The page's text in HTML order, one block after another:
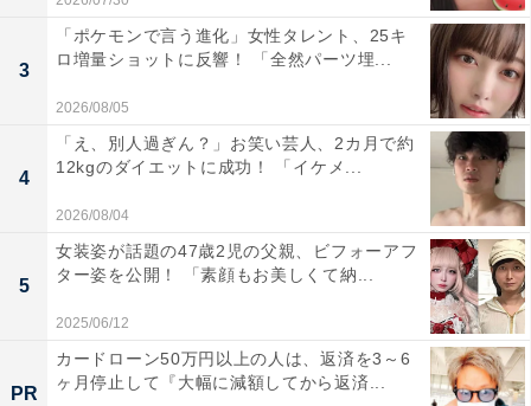
3
「ポケモンで言う進化」女性タレント、25キ
ロ増量ショットに反響！ 「全然パーツ埋...
2026/08/05
4
「え、別人過ぎん？」お笑い芸人、2カ月で約
12kgのダイエットに成功！ 「イケメ...
2026/08/04
5
女装姿が話題の47歳2児の父親、ビフォーアフ
ター姿を公開！ 「素顔もお美しくて納...
2025/06/12
PR
カードローン50万円以上の人は、返済を3～6
ヶ月停止して『大幅に減額してから返済...